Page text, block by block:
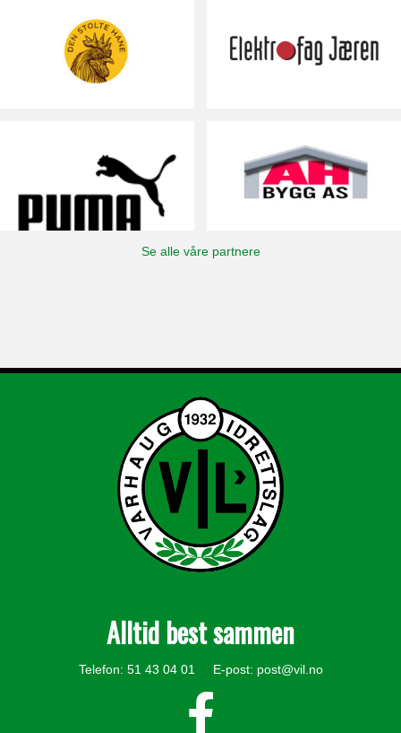
Se alle våre partnere
Alltid best sammen
Telefon: 51 43 04 01 E-post: post@vil.no